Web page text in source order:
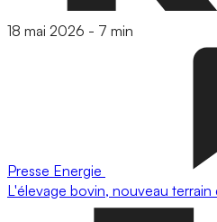
18 mai 2026 - 7 min
Presse Energie
L'élevage bovin, nouveau terrain